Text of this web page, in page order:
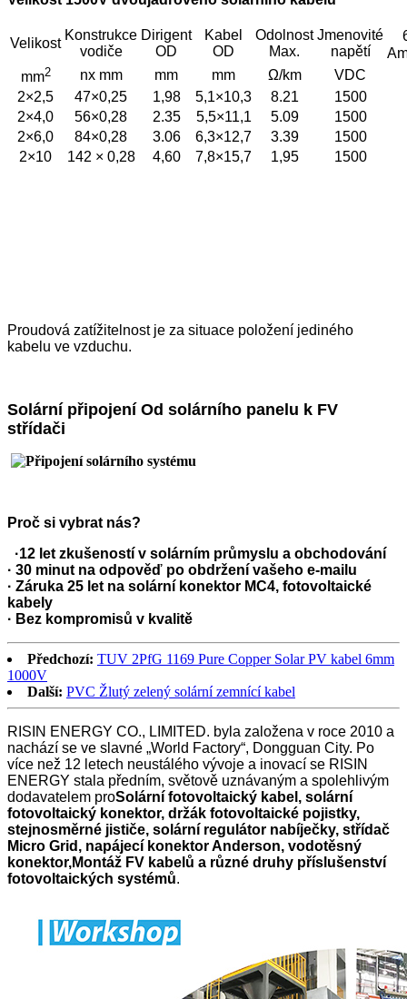
Velikost
Konstrukce
vodiče
Dirigent
OD
Kabel
OD
Odolnost
Max.
Jmenovité
napětí
mm2 nx mm mm mm Ω/km
VDC
2×2,5
47×0,25 1,98 5,1×10,3 8.21
1500
2×4,0
56×0,28 2.35 5,5×11,1 5.09
1500
2×6,0
84×0,28 3.06 6,3×12,7 3.39
1500
2×10
142 × 0,28 4,60 7,8×15,7 1,95 1500
Proudová zatížitelnost je za situace položení jediného
kabelu ve vzduchu.
Solární připojení Od solárního panelu k FV
střídači
Proč si vybrat nás?
·12 let zkušeností v solárním průmyslu a obchodování
· 30 minut na odpověď po obdržení vašeho e-mailu
· Záruka 25 let na solární konektor MC4, fotovoltaické
kabely
· Bez kompromisů v kvalitě
Předchozí: TUV 2PfG 1169 Pure Copper Solar PV kabel 6mm
1000V
Další: PVC Žlutý zelený solární zemnící kabel
RISIN ENERGY CO., LIMITED. byla založena v roce 2010 a
nachází se ve slavné „World Factory“, Dongguan City. Po
více než 12 letech neustálého vývoje a inovací se RISIN
ENERGY stala předním, světově uznávaným a spolehlivým
dodavatelem proSolární fotovoltaický kabel, solární
fotovoltaický konektor, držák fotovoltaické pojistky,
stejnosměrné jističe, solární regulátor nabíječky, střídač
Micro Grid, napájecí konektor Anderson, vodotěsný
konektor,Montáž FV kabelů a různé druhy příslušenství
fotovoltaických systémů.